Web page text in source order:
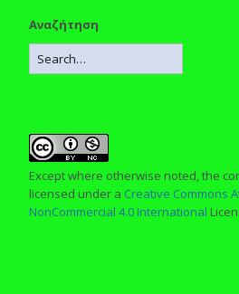
Αναζήτηση
Except where otherwise noted, the
licensed under a Creative Commons
NonCommercial 4.0 International